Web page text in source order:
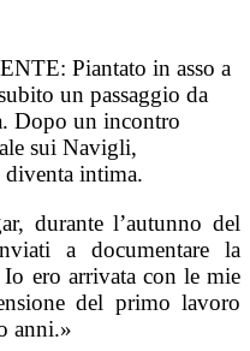
Piantato in asso a
un passaggio da
Dopo un incontro
sui Navigli,
diventa intima.
durante l’autunno del
a documentare la
ero arrivata con le mie
del primo lavoro
anni.»